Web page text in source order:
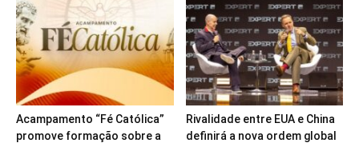
Acampamento “Fé Católica”
promove formação sobre a
Rivalidade entre EUA e China
definirá a nova ordem global